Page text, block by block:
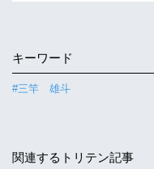
キーワード
#三竿 雄斗
関連するトリテン記事